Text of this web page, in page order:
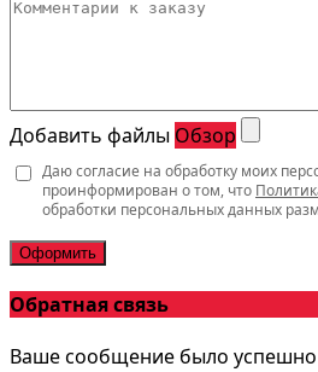
Добавить файлы Обзор
Даю согласие на обработку моих
проинформирован о том, что
обработки персональных данных
Оформить
Обратная связь
Ваше сообщение было успешно